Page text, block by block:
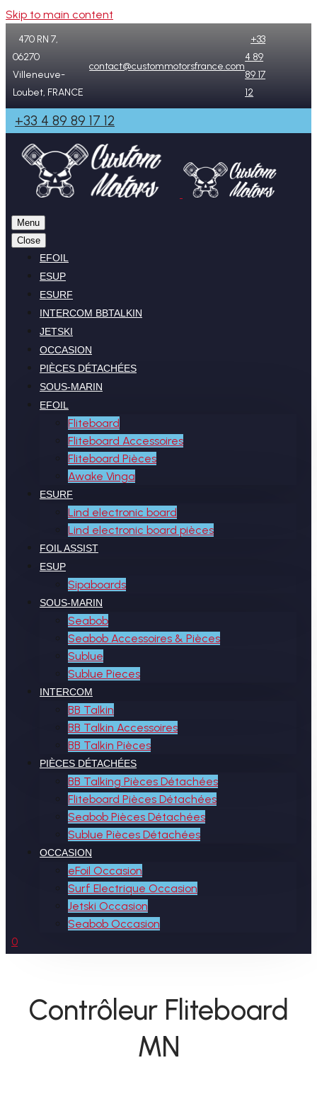
Skip to main content
470 RN 7,
06270
Villeneuve-
Loubet, FRANCE
contact@custommotorsfrance.com
+33
4 89
89 17
12
+33 4 89 89 17 12
Menu
Close
EFOIL
ESUP
ESURF
INTERCOM BBTALKIN
JETSKI
OCCASION
PIÈCES DÉTACHÉES
SOUS-MARIN
EFOIL
Fliteboard
Fliteboard Accessoires
Fliteboard Pièces
Awake Vinga
ESURF
Lind electronic board
Lind electronic board pièces
FOIL ASSIST
ESUP
Sipaboards
SOUS-MARIN
Seabob
Seabob Accessoires & Pièces
Sublue
Sublue Pieces
INTERCOM
BB Talkin
BB Talkin Accessoires
BB Talkin Pièces
PIÈCES DÉTACHÉES
BB Talking Pièces Détachées
Fliteboard Pièces Détachées
Seabob Pièces Détachées
Sublue Pièces Détachées
OCCASION
eFoil Occasion
Surf Electrique Occasion
Jetski Occasion
Seabob Occasion
0
Contrôleur Fliteboard
MN